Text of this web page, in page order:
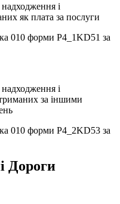
і
як плата за послуги
010 форми P4_1KD51 за
і
за іншими
010 форми P4_2KD53 за
Дороги